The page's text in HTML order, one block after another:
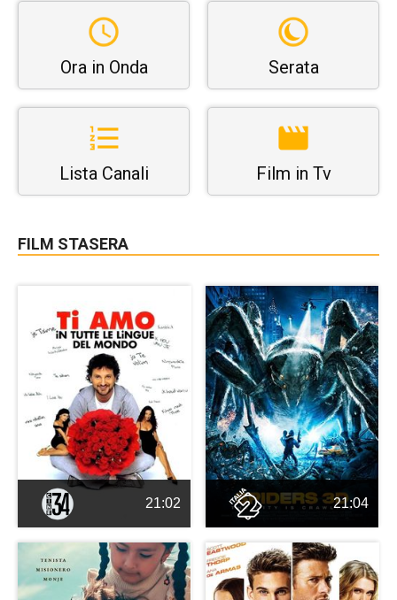
Ora in Onda Serata
Lista Canali Film in Tv
FILM STASERA
21:02 21:04